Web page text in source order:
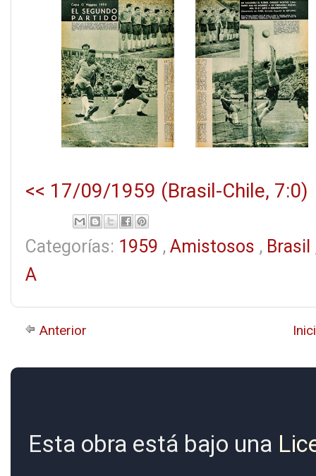
<< 17/09/1959 (Brasil-Chile, 7:0)
Categorías: 1959 , Amistosos , Brasil
A
Anterior
Esta obra está bajo una